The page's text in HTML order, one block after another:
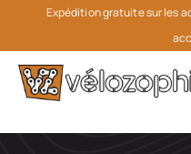
Expédition gratuite sur les